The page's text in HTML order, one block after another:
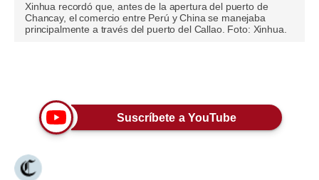
Pregunta de hoy
Lujo
Viajes
Moda
Xinhua recordó que, antes de la apertura del puerto de
Chancay, el comercio entre Perú y China se manejaba
principalmente a través del puerto del Callao. Foto: Xinhua.
Suscríbete a YouTube